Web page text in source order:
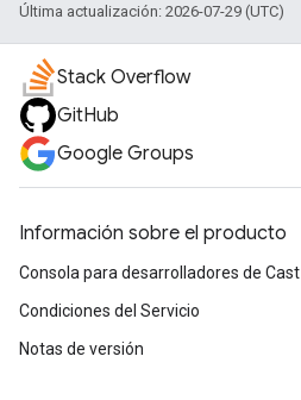
Última actualización: 2026-07-29 (UTC)
Stack Overflow
GitHub
Google Groups
Información sobre el producto
Consola para desarrolladores de Cast
Condiciones del Servicio
Notas de versión